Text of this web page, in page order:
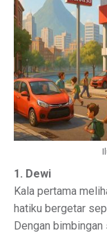
1. Dewi
Kala pertama
hatiku bergetar
Dengan